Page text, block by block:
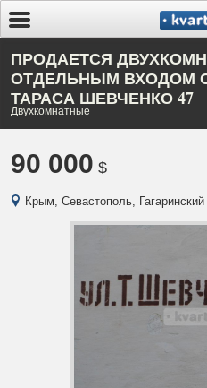
ПРОДАЕТСЯ
ОТДЕЛЬНЫМ ВХОДОМ
ТАРАСА ШЕВЧЕНКО 47
Двухкомнатные
90 000 $
Крым, Севастополь,